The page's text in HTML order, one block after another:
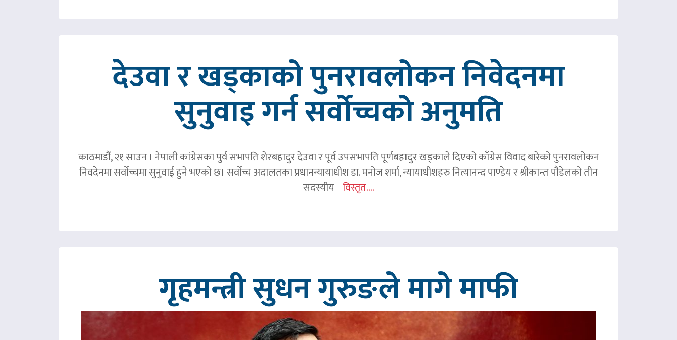
देउवा र खड्काको पुनरावलोकन निवेदनमा
सुनुवाइ गर्न सर्वोच्चको अनुमति
काठमाडौं, २१ साउन । नेपाली कांग्रेसका पुर्व सभापति शेरबहादुर देउवा र पूर्व उपसभापति पूर्णबहादुर खड्काले दिएको काँग्रेस विवाद बारेको पुनरावलोकन
निवदेनमा सर्वोच्चमा सुनुवाई हुने भएको छ। सर्वोच्च अदालतका प्रधानन्यायाधीश डा. मनोज शर्मा, न्यायाधीशहरु नित्यानन्द पाण्डेय र श्रीकान्त पौडेलको तीन
सदस्यीय विस्तृत....
गृहमन्त्री सुधन गुरुङले मागे माफी